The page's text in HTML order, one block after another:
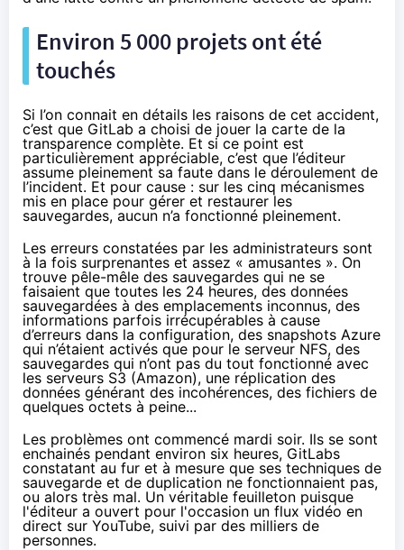
Environ 5 000 projets ont été
touchés
Si l’on connait en détails les raisons de cet accident,
c’est que GitLab a choisi de jouer la carte de la
transparence complète. Et si ce point est
particulièrement appréciable, c’est que l’éditeur
assume pleinement sa faute dans le déroulement de
l’incident. Et pour cause : sur les cinq mécanismes
mis en place pour gérer et restaurer les
sauvegardes, aucun n’a fonctionné pleinement.
Les erreurs constatées par les administrateurs sont
à la fois surprenantes et assez « amusantes ». On
trouve pêle-mêle des sauvegardes qui ne se
faisaient que toutes les 24 heures, des données
sauvegardées à des emplacements inconnus, des
informations parfois irrécupérables à cause
d’erreurs dans la configuration, des snapshots Azure
qui n’étaient activés que pour le serveur NFS, des
sauvegardes qui n’ont pas du tout fonctionné avec
les serveurs S3 (Amazon), une réplication des
données générant des incohérences, des fichiers de
quelques octets à peine...
Les problèmes ont commencé mardi soir. Ils se sont
enchainés pendant environ six heures, GitLabs
constatant au fur et à mesure que ses techniques de
sauvegarde et de duplication ne fonctionnaient pas,
ou alors très mal. Un véritable feuilleton puisque
l'éditeur a ouvert pour l'occasion un flux vidéo en
direct sur YouTube, suivi par des milliers de
personnes.